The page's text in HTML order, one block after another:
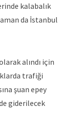
kalabalık
da İstanbul
alındı için
trafiği
şuan epey
giderilecek